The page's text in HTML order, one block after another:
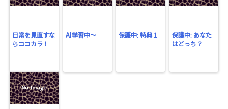
日常を見直すな
らココカラ！
AI学習中〜 保護中: 特典１
保護中: あなた
はどっち？